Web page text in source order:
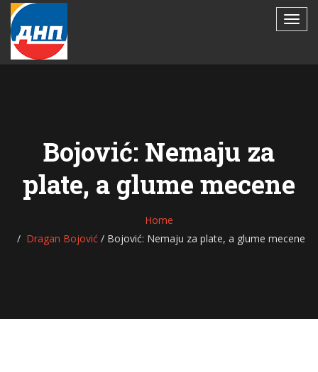
Bo­jo­vić: Nemaju za
plate, a glume mecene
Home
Dragan Bojović /Bo­jo­vić: Nemaju za plate, a glume mecene